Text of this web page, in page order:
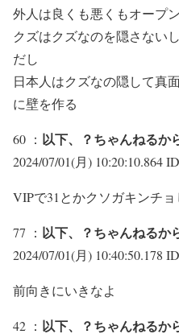
外人は良くも悪くもオープ
クズはクズなのを隠さない
だし
日本人はクズなの隠して真
に壁を作る
60 ： 以下、？ちゃんねるか
2024/07/01(月) 10:20:10.864
VIPで31とかクソガキンチョ
77 ： 以下、？ちゃんねるか
2024/07/01(月) 10:40:50.178
前向きにいきなよ
42 ： 以下、？ちゃんねるか